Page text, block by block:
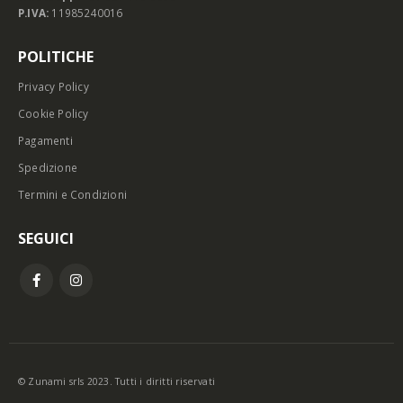
P.IVA: 11985240016
POLITICHE
Privacy Policy
Cookie Policy
Pagamenti
Spedizione
Termini e Condizioni
SEGUICI
© Zunami srls 2023. Tutti i diritti riservati